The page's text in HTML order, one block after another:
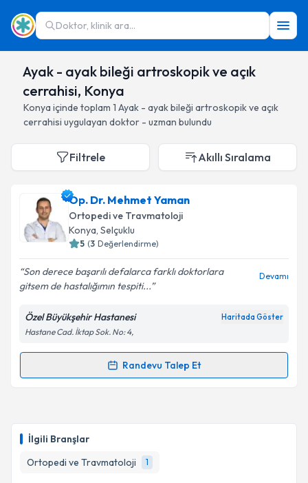
Doktor, klinik ara...
Ayak - ayak bileği artroskopik ve açık
cerrahisi, Konya
Konya içinde toplam 1 Ayak - ayak bileği artroskopik ve açık
cerrahisi uygulayan doktor - uzman bulundu
İlgili Branşlar
Ortopedi ve Travmatoloji
1
Filtrele Akıllı Sıralama
Op. Dr. Mehmet Yaman
Ortopedi ve Travmatoloji
Konya, Selçuklu
5 (3 Değerlendirme)
Son derece başarılı defalarca farklı doktorlara
gitsem de hastalığımın tespiti...
Devamı
Özel Büyükşehir Hastanesi Haritada Göster
Hastane Cad. İktap Sok. No: 4,
Randevu Talep Et
Randevu Takvimi Talebi
takvim hazırlandığında e-posta ile bilgilendireceğiz.